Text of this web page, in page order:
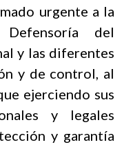
urgente a la
Defensoría del
y las diferentes
y de control, al
ejerciendo sus
y legales
y garantía